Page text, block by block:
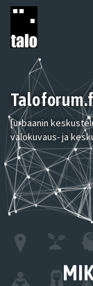
[urbaanin
valokuvaus- ja